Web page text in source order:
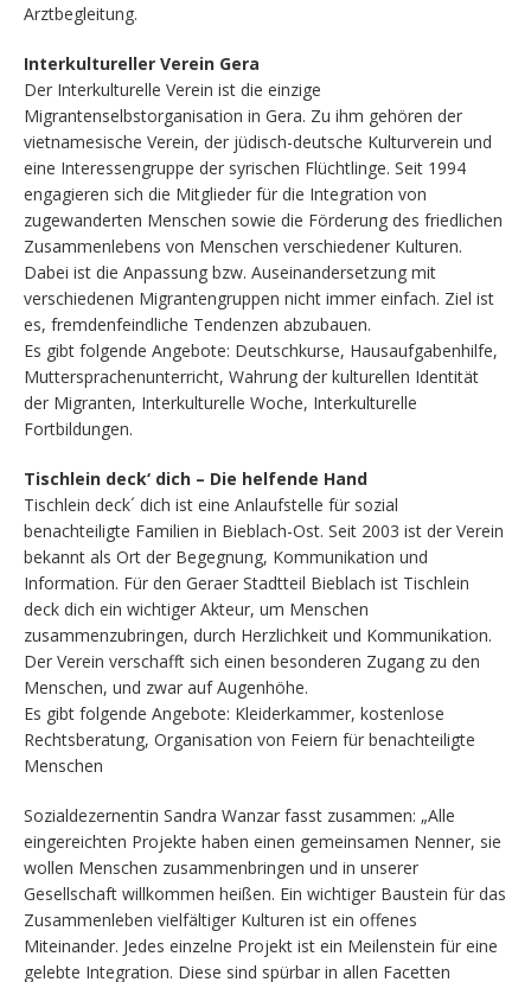
Arztbegleitung.
Interkultureller Verein Gera
Der Interkulturelle Verein ist die einzige
Migrantenselbstorganisation in Gera. Zu ihm gehören der
vietnamesische Verein, der jüdisch-deutsche Kulturverein und
eine Interessengruppe der syrischen Flüchtlinge. Seit 1994
engagieren sich die Mitglieder für die Integration von
zugewanderten Menschen sowie die Förderung des friedlichen
Zusammenlebens von Menschen verschiedener Kulturen.
Dabei ist die Anpassung bzw. Auseinandersetzung mit
verschiedenen Migrantengruppen nicht immer einfach. Ziel ist
es, fremdenfeindliche Tendenzen abzubauen.
Es gibt folgende Angebote: Deutschkurse, Hausaufgabenhilfe,
Muttersprachenunterricht, Wahrung der kulturellen Identität
der Migranten, Interkulturelle Woche, Interkulturelle
Fortbildungen.
Tischlein deck‘ dich – Die helfende Hand
Tischlein deck´ dich ist eine Anlaufstelle für sozial
benachteiligte Familien in Bieblach-Ost. Seit 2003 ist der Verein
bekannt als Ort der Begegnung, Kommunikation und
Information. Für den Geraer Stadtteil Bieblach ist Tischlein
deck dich ein wichtiger Akteur, um Menschen
zusammenzubringen, durch Herzlichkeit und Kommunikation.
Der Verein verschafft sich einen besonderen Zugang zu den
Menschen, und zwar auf Augenhöhe.
Es gibt folgende Angebote: Kleiderkammer, kostenlose
Rechtsberatung, Organisation von Feiern für benachteiligte
Menschen
Sozialdezernentin Sandra Wanzar fasst zusammen: „Alle
eingereichten Projekte haben einen gemeinsamen Nenner, sie
wollen Menschen zusammenbringen und in unserer
Gesellschaft willkommen heißen. Ein wichtiger Baustein für das
Zusammenleben vielfältiger Kulturen ist ein offenes
Miteinander. Jedes einzelne Projekt ist ein Meilenstein für eine
gelebte Integration. Diese sind spürbar in allen Facetten